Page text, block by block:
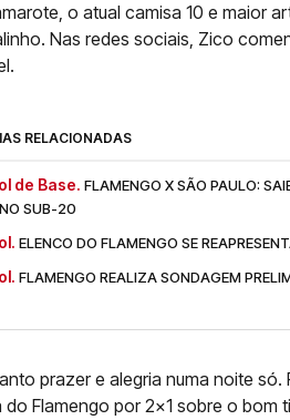
o atual camisa 10 e maior
Nas redes sociais, Zico
RELACIONADAS
de Base. FLAMENGO X SÃO PAULO:
SUB-20
ELENCO DO FLAMENGO SE
FLAMENGO REALIZA SONDAGEM
prazer e alegria numa noite só.
do Flamengo por 2×1 sobre o bom